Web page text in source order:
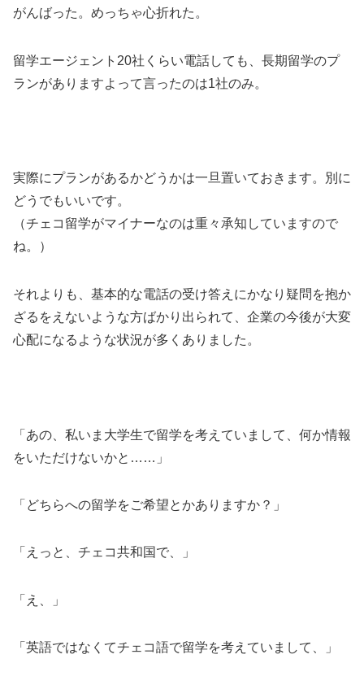
がんばった。めっちゃ心折れた。
留学エージェント20社くらい電話しても、長期留学のプ
ランがありますよって言ったのは1社のみ。
実際にプランがあるかどうかは一旦置いておきます。別に
どうでもいいです。
（チェコ留学がマイナーなのは重々承知していますので
ね。）
それよりも、基本的な電話の受け答えにかなり疑問を抱か
ざるをえないような方ばかり出られて、企業の今後が大変
心配になるような状況が多くありました。
「あの、私いま大学生で留学を考えていまして、何か情報
をいただけないかと……」
「どちらへの留学をご希望とかありますか？」
「えっと、チェコ共和国で、」
「え、」
「英語ではなくてチェコ語で留学を考えていまして、」